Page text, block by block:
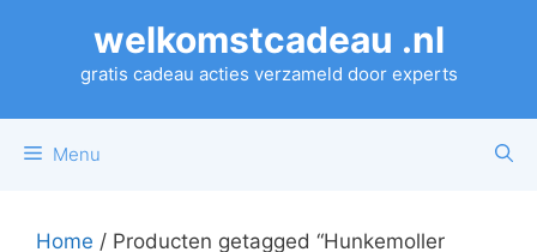
welkomstcadeau .nl
gratis cadeau acties verzameld door experts
Menu
Home / Producten getagged “Hunkemoller